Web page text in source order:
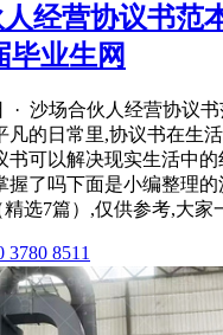
经营协议书范
毕业生网
· 沙场合伙人经营协议
凡的日常里,协议书在生
书可以解决现实生活中
握了吗下面是小编整理
选7篇）,仅供参考,大家
8511